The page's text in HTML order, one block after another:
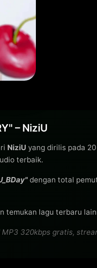
– NiziU
NiziU yang dirilis pada
terbaik.
dengan total
temukan lagu terbaru
MP3 320kbps gratis,